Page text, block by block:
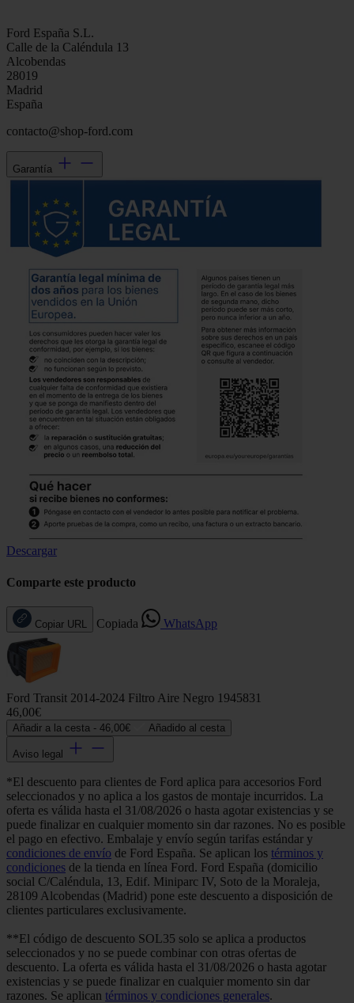
Ford España S.L.
Calle de la Caléndula 13
Alcobendas
28019
Madrid
España
contacto@shop-ford.com
Garantía
Descargar
Comparte este producto
Copiar URL Copiada WhatsApp
Ford Transit 2014-2024 Filtro Aire Negro 1945831
46,00€
Añadir a la cesta - 46,00€ Añadido al cesta
Aviso legal
*El descuento para clientes de Ford aplica para accesorios Ford
seleccionados y no aplica a los gastos de montaje incurridos. La
oferta es válida hasta el 31/08/2026 o hasta agotar existencias y se
puede finalizar en cualquier momento sin dar razones. No es posible
el pago en efectivo. Embalaje y envío según tarifas estándar y
condiciones de envío de Ford España. Se aplican los términos y
condiciones de la tienda en línea Ford. Ford España (domicilio
social C/Caléndula, 13, Edif. Miniparc IV, Soto de la Moraleja,
28109 Alcobendas (Madrid) pone este descuento a disposición de
clientes particulares exclusivamente.
**El código de descuento SOL35 solo se aplica a productos
seleccionados y no se puede combinar con otras ofertas de
descuento. La oferta es válida hasta el 31/08/2026 o hasta agotar
existencias y se puede finalizar en cualquier momento sin dar
razones. Se aplican términos y condiciones generales.